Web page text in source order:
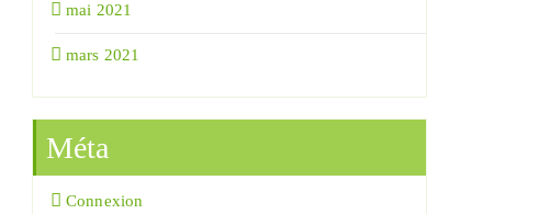
mai 2021
mars 2021
Méta
Connexion